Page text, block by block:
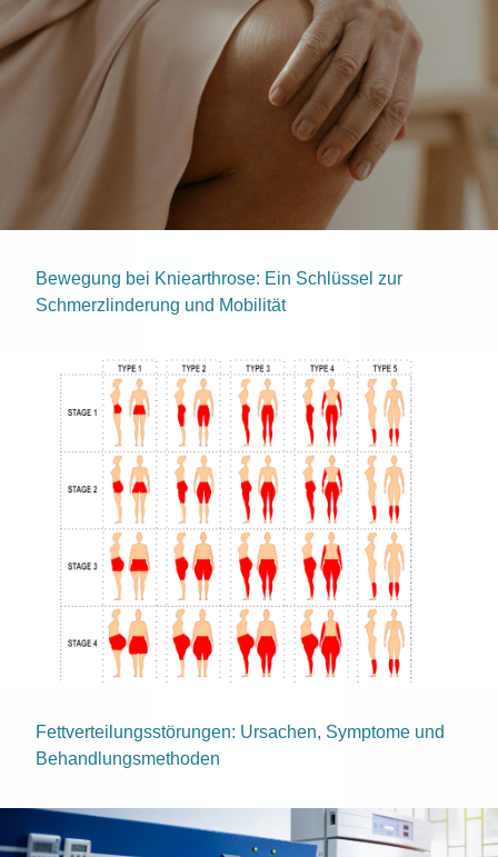
Bewegung bei Kniearthrose: Ein Schlüssel zur
Schmerzlinderung und Mobilität
Fettverteilungsstörungen: Ursachen, Symptome und
Behandlungsmethoden